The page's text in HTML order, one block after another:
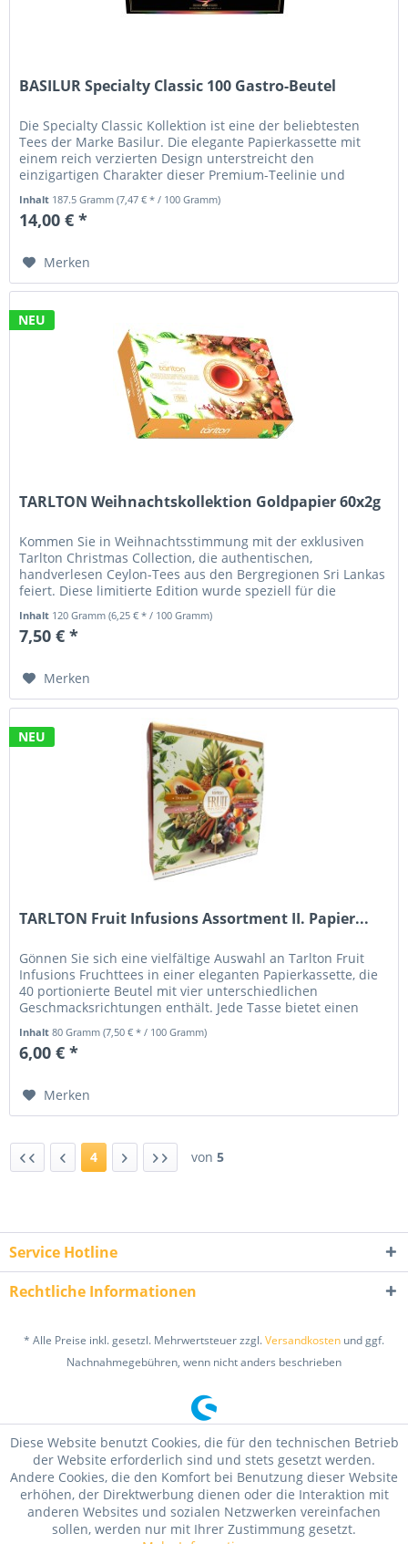
BASILUR Specialty Classic 100 Gastro-Beutel
Die Specialty Classic Kollektion ist eine der beliebtesten
Tees der Marke Basilur. Die elegante Papierkassette mit
einem reich verzierten Design unterstreicht den
einzigartigen Charakter dieser Premium-Teelinie und
Inhalt 187.5 Gramm(7,47 € * / 100 Gramm)
14,00 € *
Merken
NEU
TARLTON Weihnachtskollektion Goldpapier 60x2g
Kommen Sie in Weihnachtsstimmung mit der exklusiven
Tarlton Christmas Collection, die authentischen,
handverlesen Ceylon-Tees aus den Bergregionen Sri Lankas
feiert. Diese limitierte Edition wurde speziell für die
Inhalt 120 Gramm(6,25 € * / 100 Gramm)
7,50 € *
Merken
NEU
TARLTON Fruit Infusions Assortment II. Papier...
Gönnen Sie sich eine vielfältige Auswahl an Tarlton Fruit
Infusions Fruchttees in einer eleganten Papierkassette, die
40 portionierte Beutel mit vier unterschiedlichen
Geschmacksrichtungen enthält. Jede Tasse bietet einen
Inhalt80 Gramm(7,50 € * / 100 Gramm)
6,00 € *
Merken
4 von 5
Service Hotline
Rechtliche Informationen
* Alle Preise inkl. gesetzl. Mehrwertsteuer zzgl.Versandkosten und ggf.
Nachnahmegebühren, wenn nicht anders beschrieben
Diese Website benutzt Cookies, die für den technischen Betrieb
der Website erforderlich sind und stets gesetzt werden.
Andere Cookies, die den Komfort bei Benutzung dieser Website
erhöhen, der Direktwerbung dienen oder die Interaktion mit
anderen Websites und sozialen Netzwerken vereinfachen
sollen, werden nur mit Ihrer Zustimmung gesetzt.